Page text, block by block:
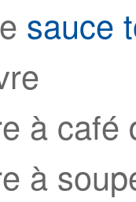
sauce
à café
à